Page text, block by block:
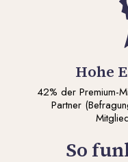
Hohe
42% der Premium-
Partner
So